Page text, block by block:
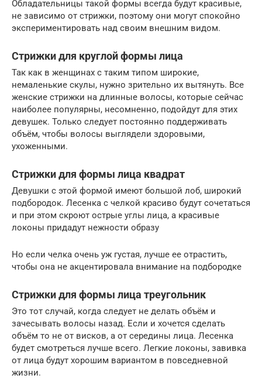
Обладательницы такой формы всегда будут красивые,
не зависимо от стрижки, поэтому они могут спокойно
экспериментировать над своим внешним видом.
Стрижки для круглой формы лица
Так как в женщинах с таким типом широкие,
немаленькие скулы, нужно зрительно их вытянуть. Все
женские стрижки на длинные волосы, которые сейчас
наиболее популярны, несомненно, подойдут для этих
девушек. Только следует постоянно поддерживать
объём, чтобы волосы выглядели здоровыми,
ухоженными.
Стрижки для формы лица квадрат
Девушки с этой формой имеют большой лоб, широкий
подбородок. Лесенка с челкой красиво будут сочетаться
и при этом скроют острые углы лица, а красивые
локоны придадут нежности образу
Но если челка очень уж густая, лучше ее отрастить,
чтобы она не акцентировала внимание на подбородке
Стрижки для формы лица треугольник
Это тот случай, когда следует не делать объём и
зачесывать волосы назад. Если и хочется сделать
объём то не от висков, а от середины лица. Лесенка
будет смотреться лучше всего. Легкие локоны, завивка
от лица будут хорошим вариантом в повседневной
жизни.